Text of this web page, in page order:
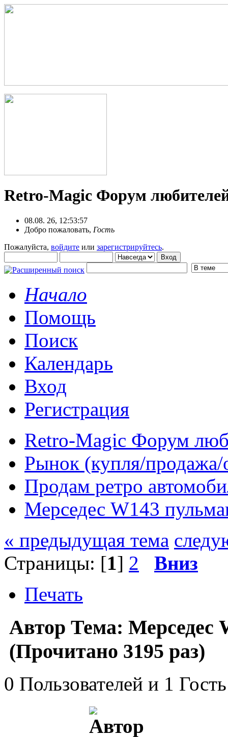
Retro-Magic Форум
08.08. 26, 12:53:57
Добро пожаловать, Гость
Пожалуйста, войдите или зарегистрируйтесь.
Начало
Помощь
Поиск
Календарь
Вход
Регистрация
Retro-Magic Форум
Рынок (купля/продажа/
Продам ретро
Мерседес W143
« предыдущая тема
Страницы: [1] 2
Вниз
Печать
Автор Тема: Мерседес
(Прочитано 3195 раз)
0 Пользователей и 1